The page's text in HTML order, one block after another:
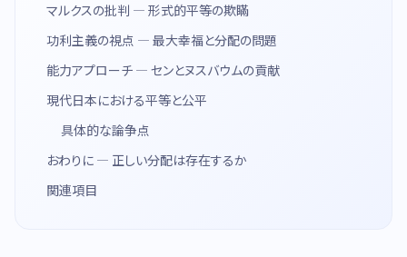
マルクスの批判 — 形式的平等の欺瞞
功利主義の視点 — 最大幸福と分配の問題
能力アプローチ — センとヌスバウムの貢献
現代日本における平等と公平
具体的な論争点
おわりに — 正しい分配は存在するか
関連項目